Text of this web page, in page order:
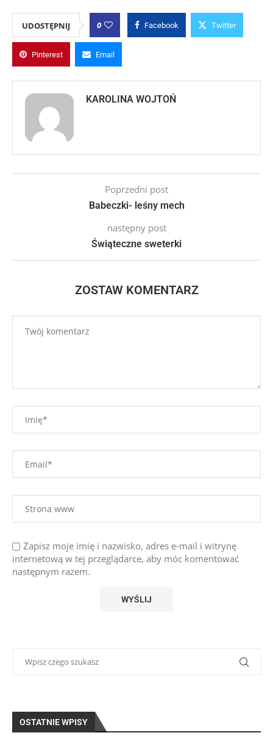
UDOSTĘPNIJ 0 Facebook Twitter
Pinterest Email
KAROLINA WOJTOŃ
Poprzedni post
Babeczki- leśny mech
następny post
Świąteczne sweterki
ZOSTAW KOMENTARZ
Zapisz moje imię i nazwisko, adres e-mail i witrynę
internetową w tej przeglądarce, aby móc komentować
następnym razem.
OSTATNIE WPISY